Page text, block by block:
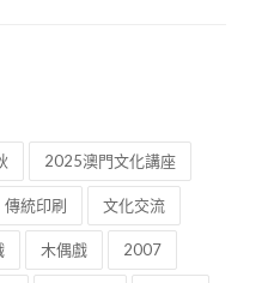
2025澳門文化講座
傳統印刷 文化交流
木偶戲 2007